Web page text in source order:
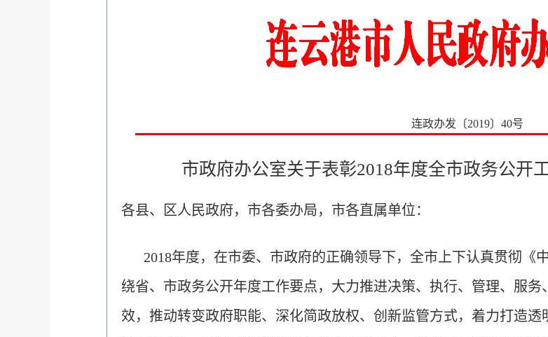
连政办发〔2019〕40号
市政府办公室关于表彰2018年度全市政务公开
各县、区人民政府，市各委办局，市各直属单位：
2018年度，在市委、市政府的正确领导下，全市上下认真贯彻《
绕省、市政务公开年度工作要点，大力推进决策、执行、管理、服
效，推动转变政府职能、深化简政放权、创新监管方式，着力打造